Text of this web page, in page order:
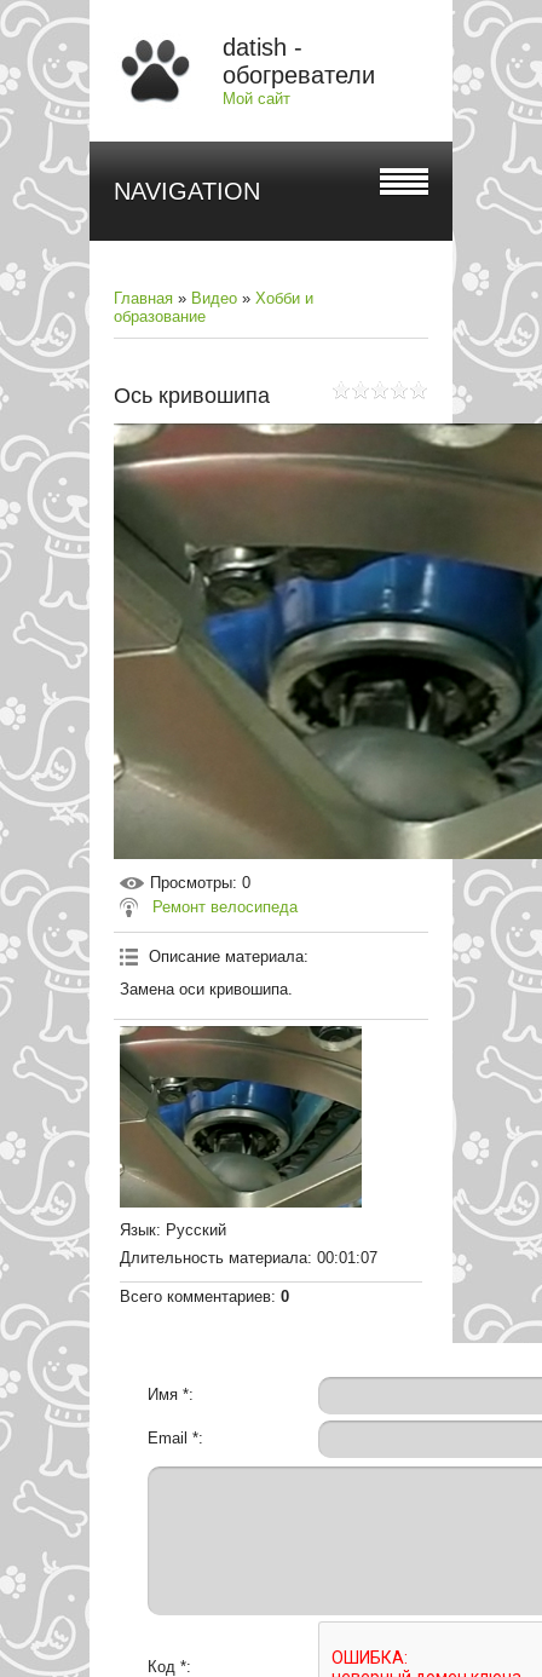
datish -
обогреватели
Мой сайт
NAVIGATION
Главная » Видео » Хобби и
образование
Ось кривошипа
Просмотры: 0
Ремонт велосипеда
Описание материала:
Замена оси кривошипа.
Язык: Русский
Длительность материала: 00:01:07
Всего комментариев: 0
Имя *:
Email *:
Код *: